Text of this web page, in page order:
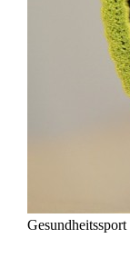
Gesundheitssport